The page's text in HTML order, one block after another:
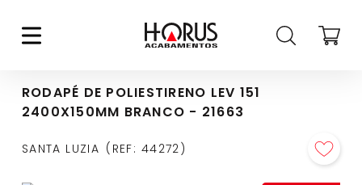
RODAPÉ DE POLIESTIRENO LEV 151
2400X150MM BRANCO - 21663
SANTA LUZIA REF: 44272